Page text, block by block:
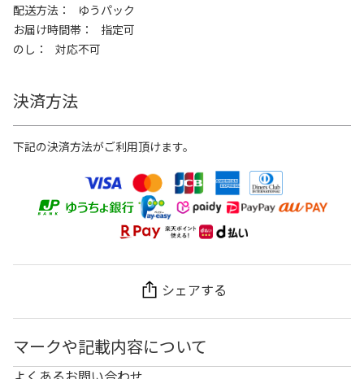
配送方法
ゆうパック
お届け時間帯
指定可
のし
対応不可
決済方法
下記の決済方法がご利用頂けます。
シェアする
マークや記載内容について